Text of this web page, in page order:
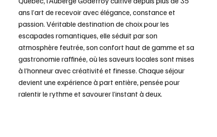
ans l’art de recevoir avec élégance, constance et
passion. Véritable destination de choix pour les
escapades romantiques, elle séduit par son
atmosphère feutrée, son confort haut de gamme et sa
gastronomie raffinée, où les saveurs locales sont mises
à l’honneur avec créativité et finesse. Chaque séjour
devient une expérience à part entière, pensée pour
ralentir le rythme et savourer l’instant à deux.